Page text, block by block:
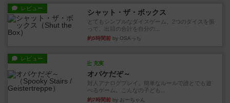
レビュー シャット・ザ・ボックス
とてもシンプルなダイスゲーム。2つのダイスを振
って、出目の合計を自分の...
約5時間前 by OSAっち
レビュー
充実
オバケだぞ～
対人アナログプレイ。簡単なルールで誰とでも遊
べるゲーム。こんなの子ども...
約7時間前 by おーちゃん